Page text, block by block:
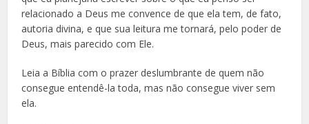
relacionado a Deus me convence de que ela tem, de fato,
autoria divina, e que sua leitura me tornará, pelo poder de
Deus, mais parecido com Ele.
Leia a Bíblia com o prazer deslumbrante de quem não
consegue entendê-la toda, mas não consegue viver sem
ela.